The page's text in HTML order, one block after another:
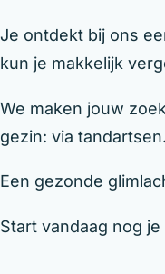
Je ontdekt bij ons
kun je makkelijk
We maken jouw
gezin: via
Een gezonde
Start vandaag nog